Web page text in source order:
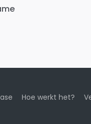
Hoe werkt het?